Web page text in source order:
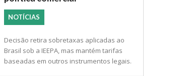
NOTÍCIAS
Decisão retira sobretaxas aplicadas ao
Brasil sob a IEEPA, mas mantém tarifas
baseadas em outros instrumentos legais.